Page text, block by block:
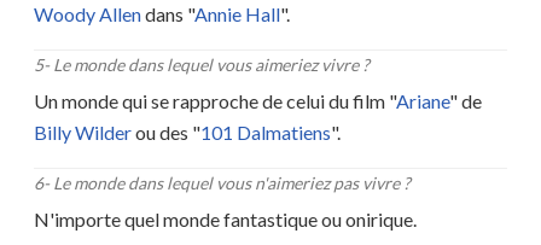
Woody Allendans "Annie Hall".
5-Le monde dans lequel vous aimeriez vivre ?
Un monde qui se rapproche de celui du film "Ariane" de
Billy Wilderou des "101 Dalmatiens".
6-Le monde dans lequel vous n'aimeriez pas vivre ?
N'importe quel monde fantastique ou onirique.